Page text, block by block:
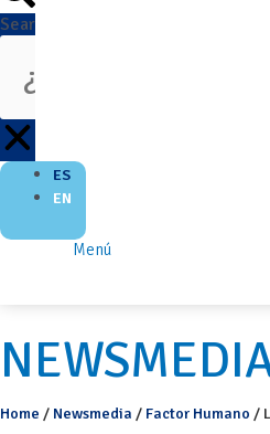
Search
ES
EN
Menú
Home / Newsmedia / Factor Humano /